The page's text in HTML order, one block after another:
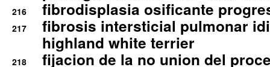
216 fibrodisplasia osificante
217
fibrosis intersticial pulmonar
highland white terrier
218
fijacion de la no union del